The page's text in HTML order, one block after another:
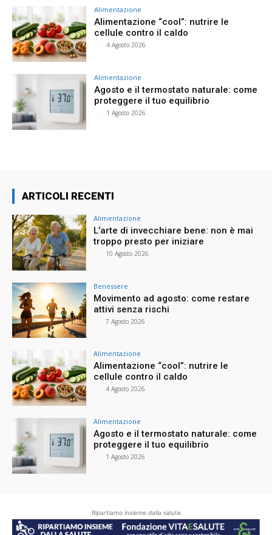
Alimentazione
Alimentazione “cool”: nutrire le
cellule contro il caldo
- 4 Agosto 2026
Alimentazione
Agosto e il termostato naturale: come
proteggere il tuo equilibrio
- 1 Agosto 2026
ARTICOLI RECENTI
Alimentazione
L’arte di invecchiare bene: non è mai
troppo presto per iniziare
- 10 Agosto 2026
Benessere
Movimento ad agosto: come restare
attivi senza rischi
- 7 Agosto 2026
Alimentazione
Alimentazione “cool”: nutrire le
cellule contro il caldo
- 4 Agosto 2026
Alimentazione
Agosto e il termostato naturale: come
proteggere il tuo equilibrio
- 1 Agosto 2026
Ripartiamo insieme dalla salute